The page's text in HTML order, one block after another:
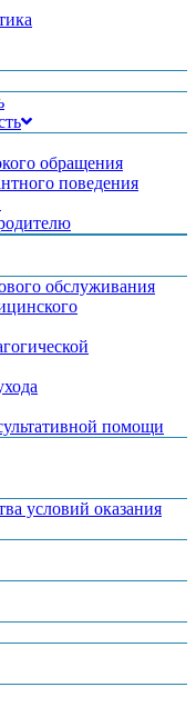
обращения
поведения
обслуживания
помощи
условий оказания